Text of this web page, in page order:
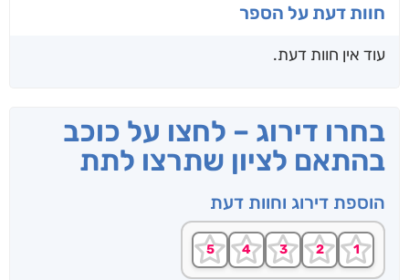
חוות דעת על הספר
עוד אין חוות דעת.
בחרו דירוג – לחצו על כוכב
בהתאם לציון שתרצו לתת
הוספת דירוג וחוות דעת